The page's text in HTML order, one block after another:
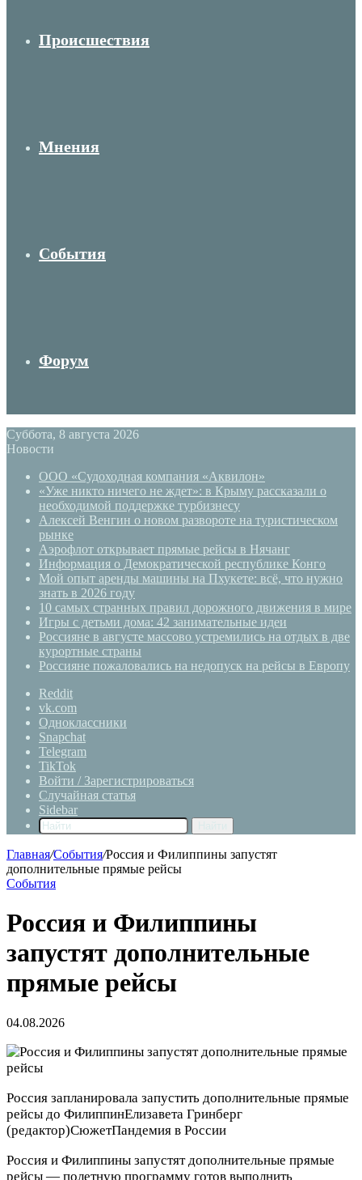
Происшествия
Мнения
События
Форум
Суббота, 8 августа 2026
Новости
ООО «Судоходная компания «Аквилон»
«Уже никто ничего не ждет»: в Крыму рассказали о
необходимой поддержке турбизнесу
Алексей Венгин о новом развороте на туристическом
рынке
Аэрофлот открывает прямые рейсы в Нячанг
Информация о Демократической республике Конго
Мой опыт аренды машины на Пхукете: всё, что нужно
знать в 2026 году
10 самых странных правил дорожного движения в мире
Игры с детьми дома: 42 занимательные идеи
Россияне в августе массово устремились на отдых в две
курортные страны
Россияне пожаловались на недопуск на рейсы в Европу
Reddit
vk.com
Одноклассники
Snapchat
Telegram
TikTok
Войти / Зарегистрироваться
Случайная статья
Sidebar
Главная/События/Россия и Филиппины запустят
дополнительные прямые рейсы
События
Россия и Филиппины
запустят дополнительные
прямые рейсы
04.08.2026
Россия запланировала запустить дополнительные прямые
рейсы до ФилиппинЕлизавета Гринберг
(редактор)СюжетПандемия в России
Россия и Филиппины запустят дополнительные прямые
рейсы — полетную программу готов выполнить